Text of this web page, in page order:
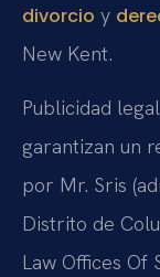
divorcio y
New Kent.
Publicidad
garantizan un
por Mr. Sris
Distrito de
Law Offices Of